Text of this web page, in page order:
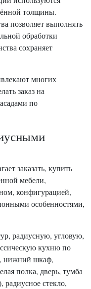
толщины.
позволяет выполнять
обработки
сохраняет
многих
заказ на
по
заказать, купить
мебели,
конфигурацией,
особенностями,
радиусную, угловую,
кухню по
нижний шкаф,
полка, дверь, тумба
радиусное стекло,